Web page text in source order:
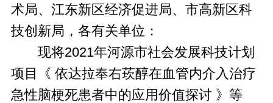
术局、江东新区经济促进局、市高新区科
技创新局，各有关单位：
现将2021年河源市社会发展科技计划
项目《 依达拉奉右莰醇在血管内介入治疗
急性脑梗死患者中的应用价值探讨 》等